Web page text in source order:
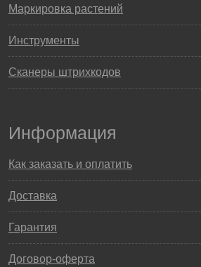
Маркировка растений
Инструменты
Сканеры штрихкодов
Информация
Как заказать и оплатить
Доставка
Гарантия
Договор-оферта